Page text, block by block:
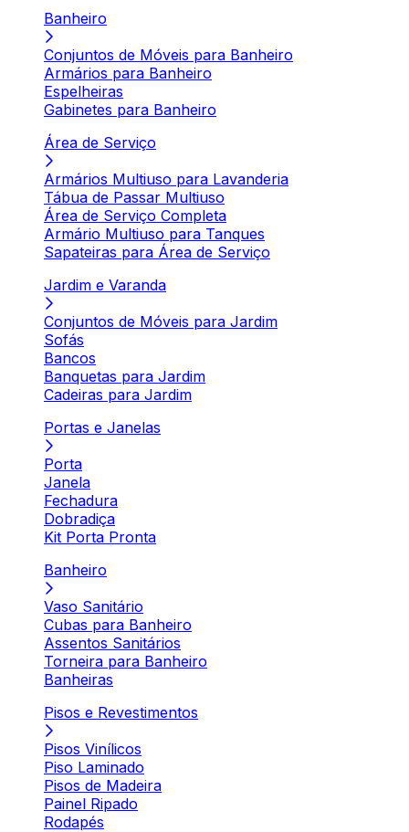
Banheiro
Conjuntos de Móveis para Banheiro
Armários para Banheiro
Espelheiras
Gabinetes para Banheiro
Área de Serviço
Armários Multiuso para Lavanderia
Tábua de Passar Multiuso
Área de Serviço Completa
Armário Multiuso para Tanques
Sapateiras para Área de Serviço
Jardim e Varanda
Conjuntos de Móveis para Jardim
Sofás
Bancos
Banquetas para Jardim
Cadeiras para Jardim
Portas e Janelas
Porta
Janela
Fechadura
Dobradiça
Kit Porta Pronta
Banheiro
Vaso Sanitário
Cubas para Banheiro
Assentos Sanitários
Torneira para Banheiro
Banheiras
Pisos e Revestimentos
Pisos Vinílicos
Piso Laminado
Pisos de Madeira
Painel Ripado
Rodapés